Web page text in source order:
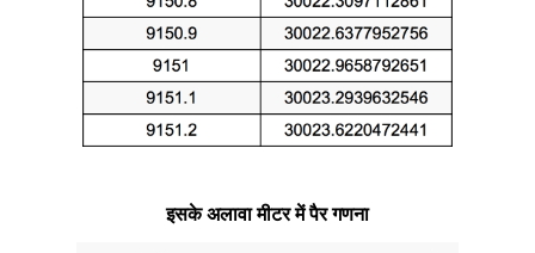
इसके अलावा मीटर में पैर गणना